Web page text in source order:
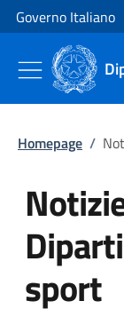
Vai al contenuto
Vai alla navigazione
Governo Italiano
Homepage /
sport